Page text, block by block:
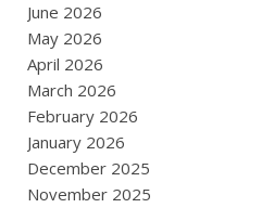
June 2026
May 2026
April 2026
March 2026
February 2026
January 2026
December 2025
November 2025